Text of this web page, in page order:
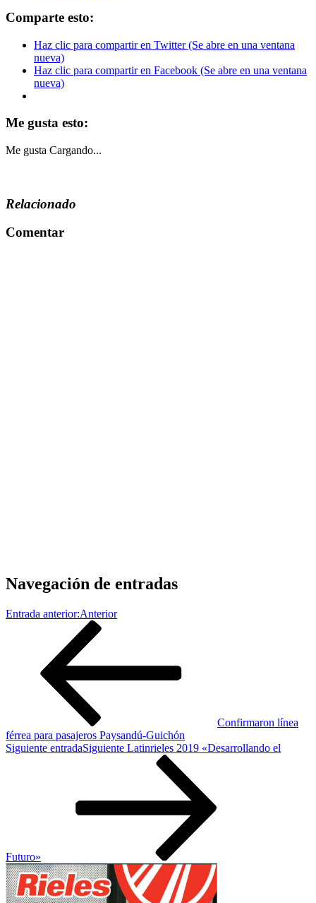
Comparte esto:
Haz clic para compartir en Twitter (Se abre en una ventana
nueva)
Haz clic para compartir en Facebook (Se abre en una ventana
nueva)
Me gusta esto:
Me gusta Cargando...
Relacionado
Comentar
Navegación de entradas
Entrada anterior:Anterior
Confirmaron línea
férrea para pasajeros Paysandú-Guichón
Siguiente entradaSiguiente Latinrieles 2019 «Desarrollando el
Futuro»